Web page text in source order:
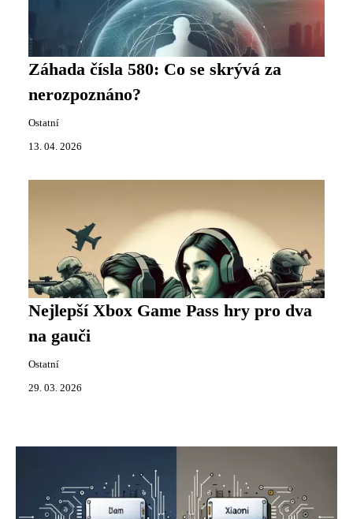
Záhada čísla 580: Co se skrývá za
nerozpoznáno?
Ostatní
13. 04. 2026
Nejlepší Xbox Game Pass hry pro dva
na gauči
Ostatní
29. 03. 2026